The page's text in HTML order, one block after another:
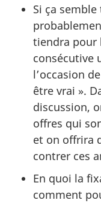
Si ça
tiendra pour
consécutive
l’occasion
être vrai ».
discussion,
offres qui
et on offrira
contrer ces
En quoi la
comment